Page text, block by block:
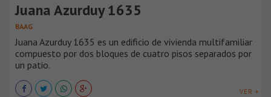
Juana Azurduy 1635
BAAG
Juana Azurduy 1635 es un edificio de vivienda multifamiliar
compuesto por dos bloques de cuatro pisos separados por
un patio.
VER +